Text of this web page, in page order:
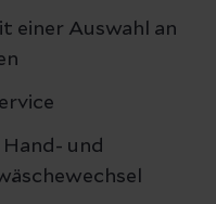
einer Auswahl an
und